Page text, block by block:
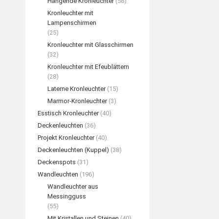
Kronleuchter mit
Lampenschirmen
(25)
Kronleuchter mit Glasschirmen
(32)
Kronleuchter mit Efeublättern
(28)
Laterne Kronleuchter (15)
Marmor-Kronleuchter (3)
Esstisch Kronleuchter (40)
Deckenleuchten (36)
Projekt Kronleuchter (40)
Deckenleuchten (Kuppel) (38)
Deckenspots (31)
Wandleuchten (196)
Wandleuchter aus
Messingguss
(55)